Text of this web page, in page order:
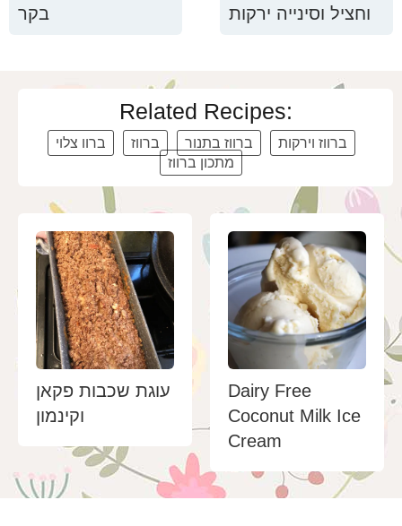
בקר
וחציל וסינייה ירקות
Related Recipes:
ברוו צלוי ברווז ברווז בתנור
ברווז וירקות
מתכון ברווז
עוגת שכבות פקאן
וקינמון
Dairy Free
Coconut Milk Ice
Cream